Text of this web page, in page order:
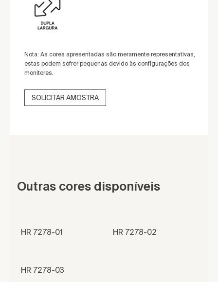
Nota: As cores apresentadas são meramente representativas,
estas podem sofrer pequenas devido às configurações dos
monitores.
SOLICITAR AMOSTRA
Outras cores disponíveis
HR 7278-01 HR 7278-02
HR 7278-03